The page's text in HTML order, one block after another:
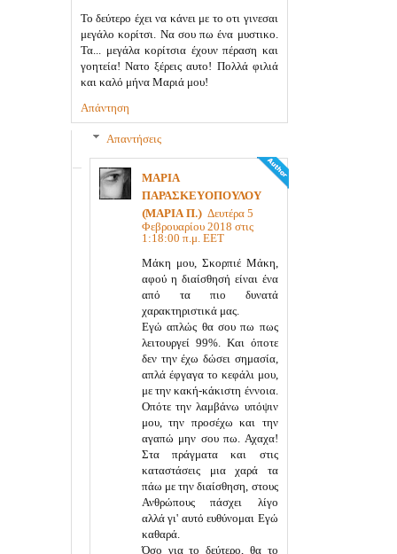
Το δεύτερο έχει να κάνει με το οτι γινεσαι
μεγάλο κορίτσι. Να σου πω ένα μυστικο.
Τα... μεγάλα κορίτσια έχουν πέραση και
γοητεία! Νατο ξέρεις αυτο! Πολλά φιλιά
και καλό μήνα Μαριά μου!
Απάντηση
Απαντήσεις
ΜΑΡΙΑ
ΠΑΡΑΣΚΕΥΟΠΟΥΛΟΥ
(ΜΑΡΙΑ Π.) Δευτέρα 5
Φεβρουαρίου 2018 στις
1:18:00 π.μ. EET
Μάκη μου, Σκορπιέ Μάκη,
αφού η διαίσθησή είναι ένα
από τα πιο δυνατά
χαρακτηριστικά μας.
Εγώ απλώς θα σου πω πως
λειτουργεί 99%. Και όποτε
δεν την έχω δώσει σημασία,
απλά έφγαγα το κεφάλι μου,
με την κακή-κάκιστη έννοια.
Οπότε την λαμβάνω υπόψιν
μου, την προσέχω και την
αγαπώ μην σου πω. Αχαχα!
Στα πράγματα και στις
καταστάσεις μια χαρά τα
πάω με την διαίσθηση, στους
Ανθρώπους πάσχει λίγο
αλλά γι' αυτό ευθύνομαι Εγώ
καθαρά.
Όσο για το δεύτερο, θα το